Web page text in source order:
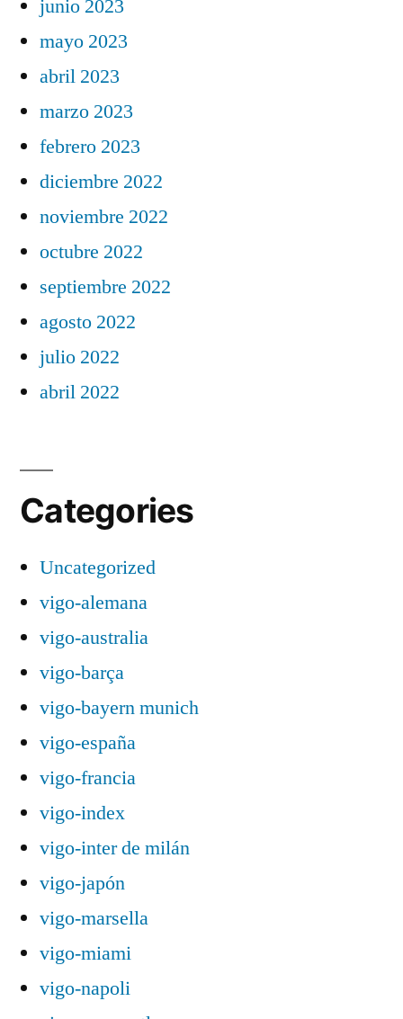
junio 2023
mayo 2023
abril 2023
marzo 2023
febrero 2023
diciembre 2022
noviembre 2022
octubre 2022
septiembre 2022
agosto 2022
julio 2022
abril 2022
Categories
Uncategorized
vigo-alemana
vigo-australia
vigo-barça
vigo-bayern munich
vigo-españa
vigo-francia
vigo-index
vigo-inter de milán
vigo-japón
vigo-marsella
vigo-miami
vigo-napoli